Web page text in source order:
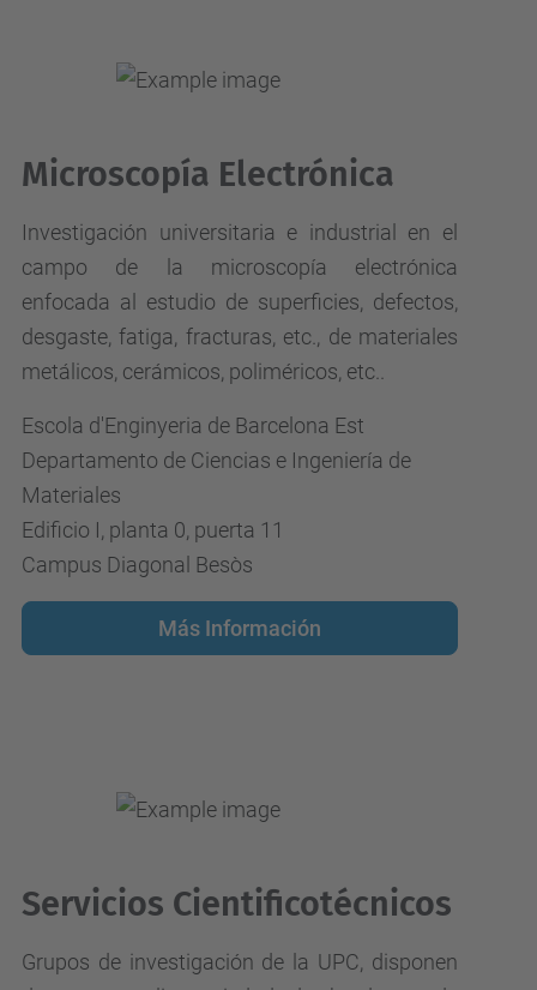
Microscopía Electrónica
Investigación universitaria e industrial en el
campo de la microscopía electrónica
enfocada al estudio de superficies, defectos,
desgaste, fatiga, fracturas, etc., de materiales
metálicos, cerámicos, poliméricos, etc..
Escola d'Enginyeria de Barcelona Est
Departamento de Ciencias e Ingeniería de
Materiales
Edificio I, planta 0, puerta 11
Campus Diagonal Besòs
Más Información
Servicios Cientificotécnicos
Grupos de investigación de la UPC, disponen